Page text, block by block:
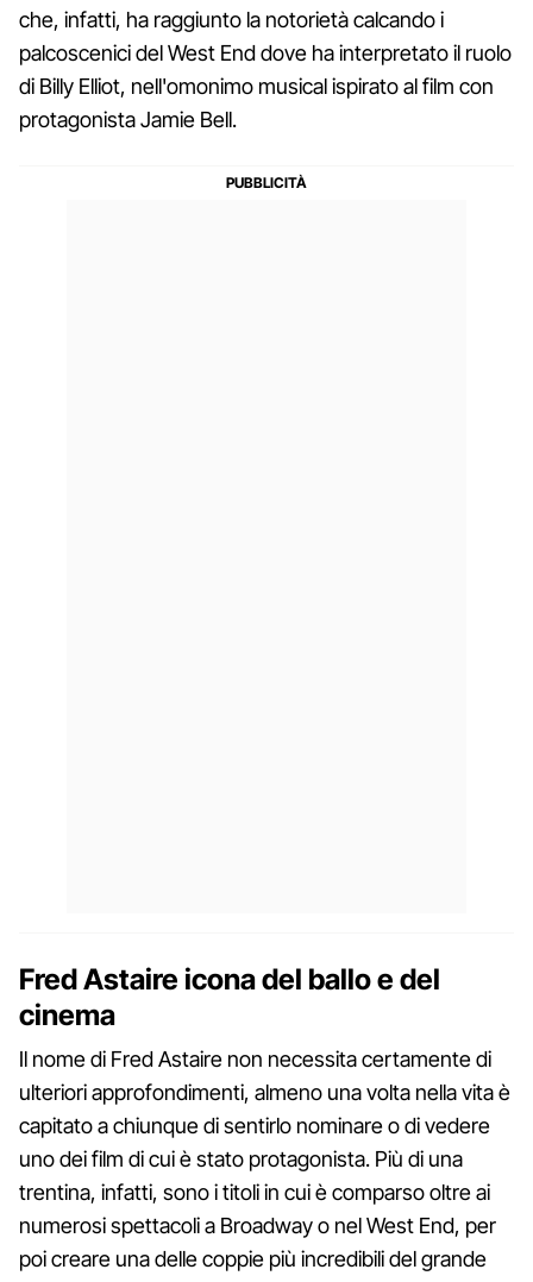
che, infatti, ha raggiunto la notorietà calcando i
palcoscenici del West End dove ha interpretato il ruolo
di Billy Elliot, nell'omonimo musical ispirato al film con
protagonista Jamie Bell.
Fred Astaire icona del ballo e del
cinema
Il nome di Fred Astaire non necessita certamente di
ulteriori approfondimenti, almeno una volta nella vita è
capitato a chiunque di sentirlo nominare o di vedere
uno dei film di cui è stato protagonista. Più di una
trentina, infatti, sono i titoli in cui è comparso oltre ai
numerosi spettacoli a Broadway o nel West End, per
poi creare una delle coppie più incredibili del grande